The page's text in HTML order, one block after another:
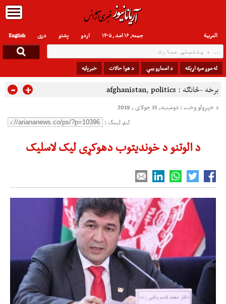
English دری پشتو العربیة اردو جمعه, ۱۶ اسد , ۱۴۰۵
له موږ سره اړیکه د اسعارو بیې د هوا حالات خبرپاڼه
برخه -څانګه : afghanistan, politics
- +
د خپرولو وخت : دوشنبه, 15 جولای , 2019
لنډ لینک :
د الوتنو د خوندیتوب دهوکړی لیک لاسلیک